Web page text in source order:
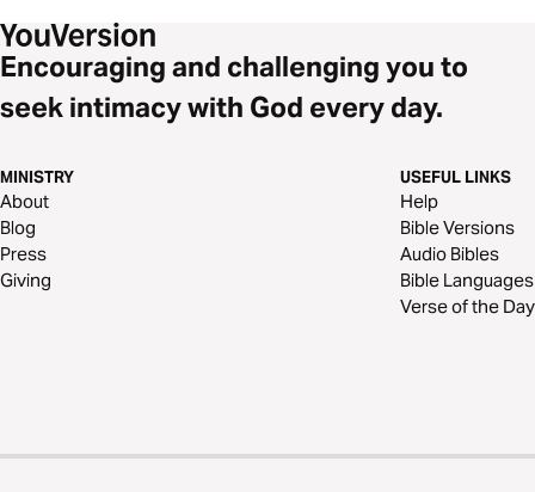
Encouraging and challenging you to
seek intimacy with God every day.
MINISTRY
About
Blog
Press
Giving
USEFUL LINKS
Help
Bible Versions
Audio Bibles
Bible Languages
Verse of the Day